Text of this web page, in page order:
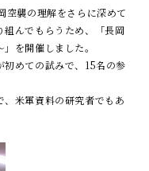
襲の理解をさらに深めて
組んでもらうため、「長岡
を開催しました。
めての試みで、15名の参
米軍資料の研究者でもあ